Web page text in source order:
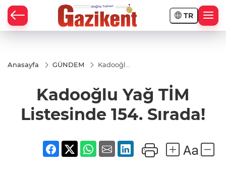
TR
Anasayfa GÜNDEM
Kadooğlu
154.
Sırada!
Kadooğlu Yağ TİM
Listesinde 154. Sırada!